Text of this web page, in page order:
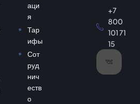
аци
я
Тар
ифы
Сот
руд
нич
еств
о
+7
800
101 71
15